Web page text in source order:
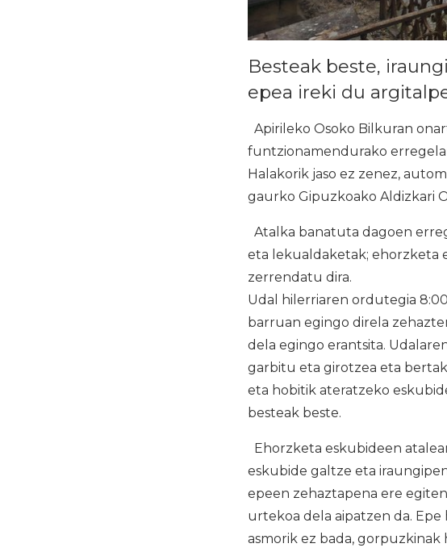
Besteak beste,
epea ireki du
Apirileko Osoko Bilkuran
funtzionamendurako
Halakorik jaso ez zenez,
gaurko Gipuzkoako Aldizkari
Atalka banatuta dagoen
eta lekualdaketak; ehorzketa
zerrendatu dira.
Udal hilerriaren ordutegia
barruan egingo direla
dela egingo erantsita.
garbitu eta girotzea eta
eta hobitik ateratzeko
besteak beste.
Ehorzketa eskubideen
eskubide galtze eta
epeen zehaztapena ere
urtekoa dela aipatzen da.
asmorik ez bada,